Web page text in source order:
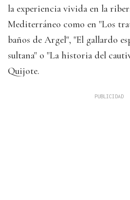
la experiencia vivida en la
Mediterráneo como en "Los
baños de Argel", "El gallardo
sultana" o "La historia del
Quijote.